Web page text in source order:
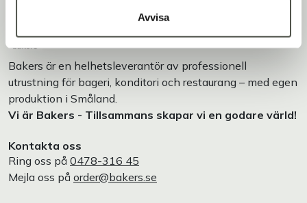
Avvisa
Bakers är en helhetsleverantör av professionell
utrustning för bageri, konditori och restaurang – med egen
produktion i Småland.
Vi är Bakers - Tillsammans skapar vi en godare värld!
Kontakta oss
Ring oss på 0478-316 45
Mejla oss på order@bakers.se